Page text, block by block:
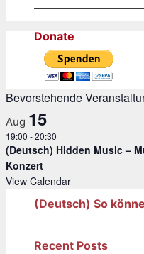
Donate
Bevorstehende
Aug 15
19:00 -20:30
(Deutsch) Hidden Music –
Konzert
View Calendar
(Deutsch) So
Recent Posts